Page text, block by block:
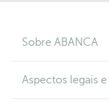
Sobre ABANCA
Aspectos legais